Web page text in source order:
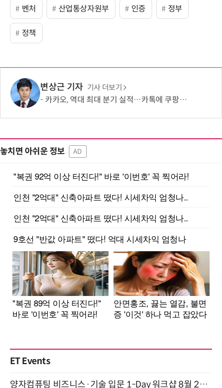
벤처 산업통상자원부 인증 정부
정책
변상근 기자 기사 더보기
카카오, 역대 최대 분기 실적…카톡에 쿠팡이츠 연동해 주문부터 결제까지
놓치면 아쉬운 정보 AD
ET Events
양자컴퓨팅 비즈니스·기술 입문 1-Day 워크샵 8월 28일 개최